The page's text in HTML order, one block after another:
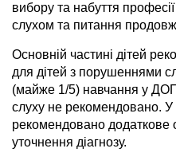
вибору та набуття
слухом та питання
Основній частині дітей
для дітей з порушеннями
(майже 1/5) навчання у
слуху не рекомендовано. У
рекомендовано додаткове
уточнення діагнозу.